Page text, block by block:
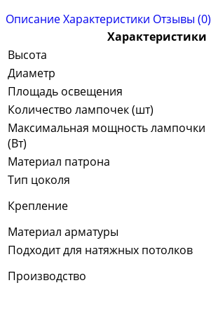
ОписаниеХарактеристики Отзывы (0)
Характеристики
Высота
Диаметр
Площадь освещения
Количество лампочек (шт)
Максимальная мощность лампочки
(Вт)
Материал патрона
Тип цоколя
Крепление
Материал арматуры
Подходит для натяжных потолков
Производство